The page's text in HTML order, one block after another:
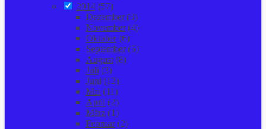
2014 (57)
Dezember(3)
November(4)
Oktober(6)
September(5)
August (8)
Juli (3)
Juni (12)
Mai (11)
April (2)
März (1)
Februar(2)